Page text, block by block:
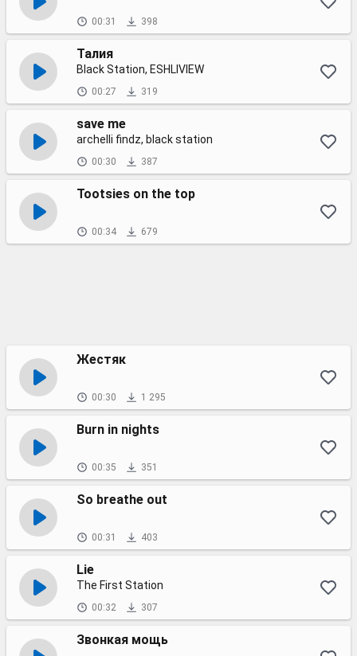
00:31 398
Талия
Black Station, ESHLIVIEW
00:27 319
save me
archelli findz, black station
00:30 387
Tootsies on the top
00:34 679
Жестяк
00:30 1 295
Burn in nights
00:35 351
So breathe out
00:31 403
Lie
The First Station
00:32 307
Звонкая мощь